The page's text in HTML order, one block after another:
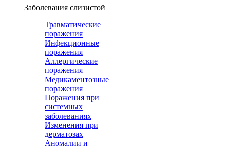
Заболевания слизистой
Травматические
поражения
Инфекционные
поражения
Аллергические
поражения
Медикаментозные
поражения
Поражения при
системных
заболеваниях
Изменения при
дерматозах
Аномалии и